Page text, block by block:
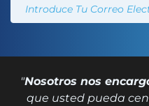
"Nosotros nos
que usted pueda